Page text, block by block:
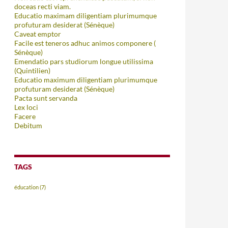
doceas recti viam.
Educatio maximam diligentiam plurimumque
profuturam desiderat (Sénèque)
Caveat emptor
Facile est teneros adhuc animos componere (
Sénèque)
Emendatio pars studiorum longue utilissima
(Quintilien)
Educatio maximum diligentiam plurimumque
profuturam desiderat (Sénèque)
Pacta sunt servanda
Lex loci
Facere
Debitum
TAGS
éducation(7)